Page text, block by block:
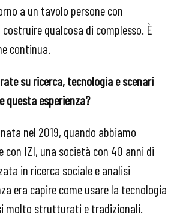
a un tavolo persone con
qualcosa di complesso. È
continua.
su ricerca, tecnologia e scenari
questa esperienza?
nel 2019, quando abbiamo
con IZI, una società con 40 anni di
in ricerca sociale e analisi
era capire come usare la tecnologia
molto strutturati e tradizionali.